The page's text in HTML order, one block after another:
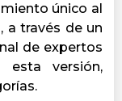
único al
a través de un
de expertos
esta versión,